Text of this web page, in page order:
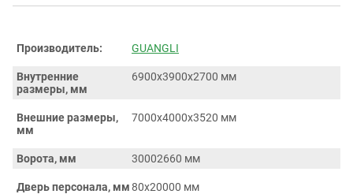
Производитель: GUANGLI
Внутренние
размеры, мм
6900х3900х2700 мм
Внешние размеры,
мм
7000х4000х3520 мм
Ворота, мм 30002660 мм
Дверь персонала, мм80х20000 мм